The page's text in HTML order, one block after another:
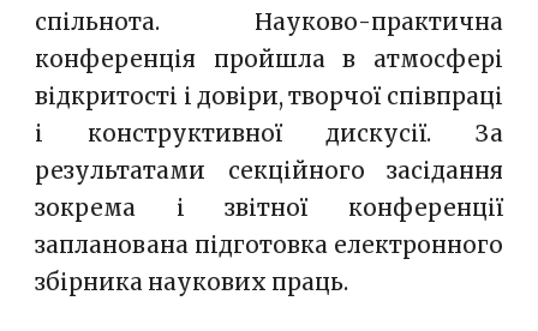
спільнота. Науково-практична
конференція пройшла в атмосфері
відкритості і довіри, творчої співпраці
і конструктивної дискусії. За
результатами секційного засідання
зокрема і звітної конференції
запланована підготовка електронного
збірника наукових праць.